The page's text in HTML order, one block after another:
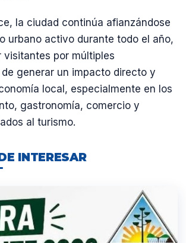
la ciudad continúa afianzándose
urbano activo durante todo el año,
visitantes por múltiples
generar un impacto directo y
local, especialmente en los
gastronomía, comercio y
al turismo.
INTERESAR